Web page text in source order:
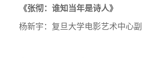
《张彻：谁知当年是诗人》
杨新宇：复旦大学电影艺术中心